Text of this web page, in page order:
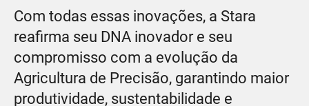
Com todas essas inovações, a Stara
reafirma seu DNA inovador e seu
compromisso com a evolução da
Agricultura de Precisão, garantindo maior
produtividade, sustentabilidade e